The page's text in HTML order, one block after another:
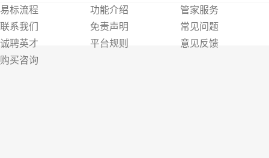
易标流程
联系我们
诚聘英才
购买咨询
功能介绍
免责声明
平台规则
管家服务
常见问题
意见反馈